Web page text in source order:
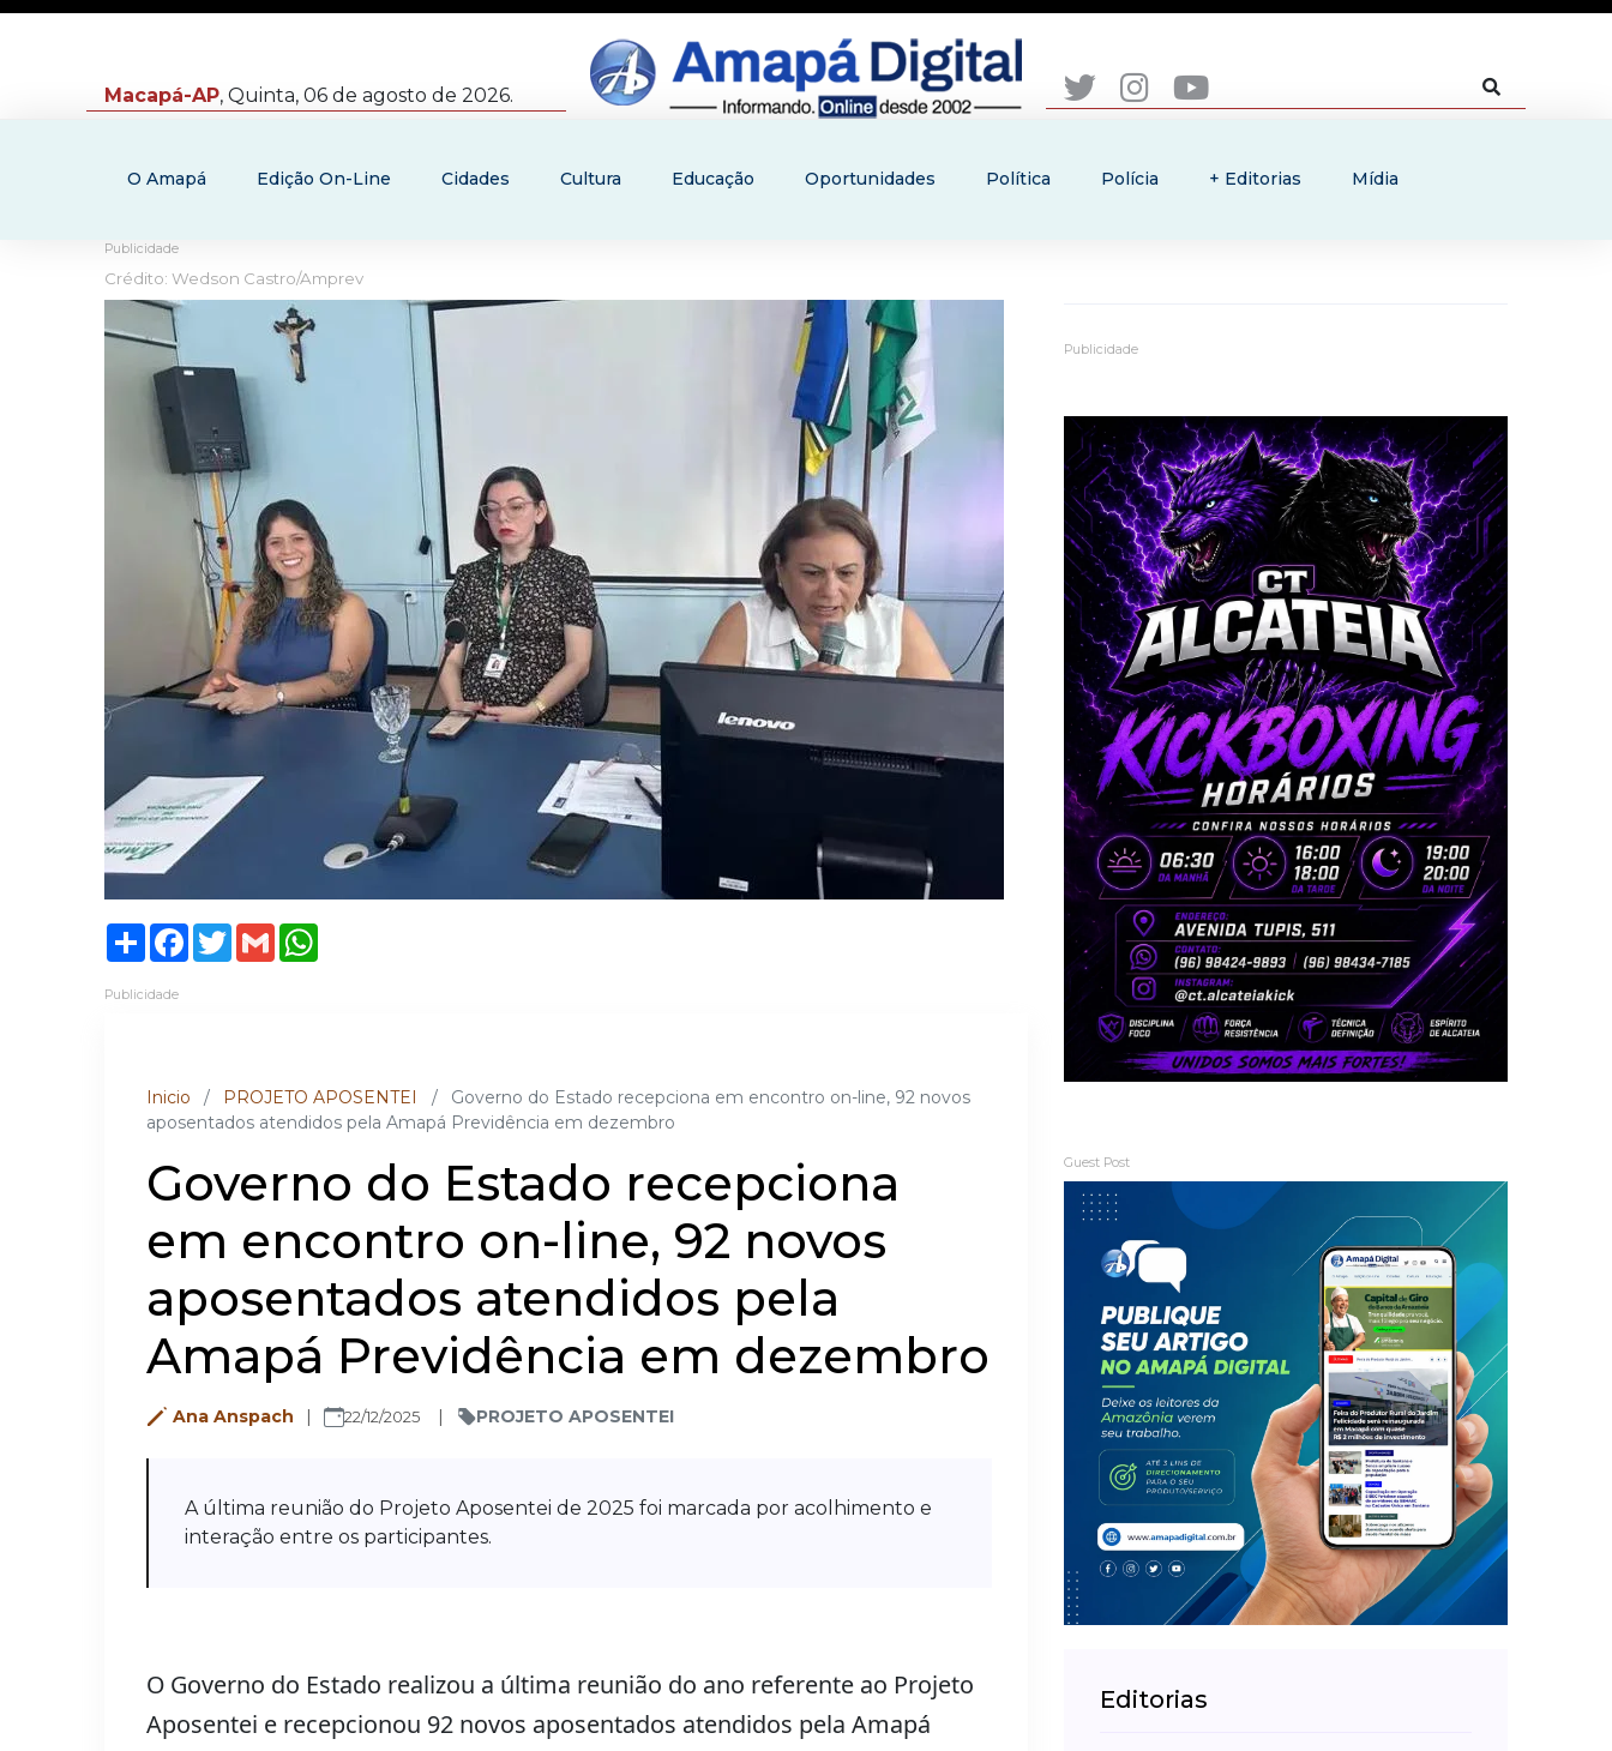
Macapá-AP, Quinta, 06 de agosto de 2026.
O Amapá Edição On-Line Cidades Cultura Educação Oportunidades Política Polícia + Editorias Mídia
Publicidade
Crédito: Wedson Castro/Amprev
ShareFacebook
TwitterGmail
Publicidade
Inicio / PROJETO APOSENTEI /
Governo do Estado recepciona em encontro on-line, 92 novos
aposentados atendidos pela Amapá Previdência em dezembro
Governo do Estado recepciona
em encontro on-line, 92 novos
aposentados atendidos pela
Amapá Previdência em dezembro
Ana Anspach 22/12/2025 PROJETO APOSENTEI
A última reunião do Projeto Aposentei de 2025 foi marcada por acolhimento e
interação entre os participantes.
O Governo do Estado realizou a última reunião do ano referente ao Projeto
Aposentei e recepcionou 92 novos aposentados atendidos pela Amapá
Publicidade
Guest Post
Editorias